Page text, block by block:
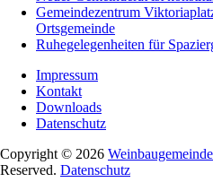
Gemeindezentrum
Ortsgemeinde
Ruhegelegenheiten für
Impressum
Kontakt
Downloads
Datenschutz
Copyright © 2026
Reserved. Datenschutz